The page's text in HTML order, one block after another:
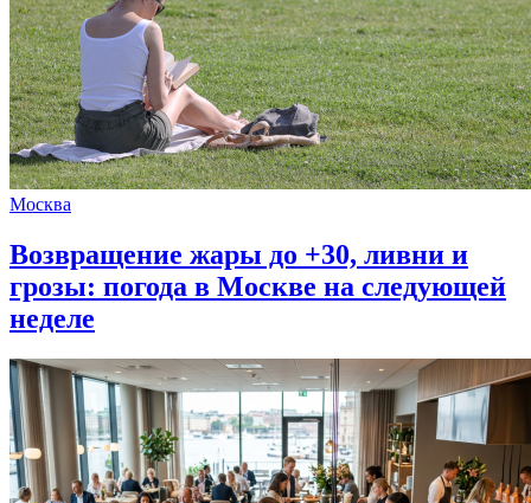
Москва
Возвращение жары до +30, ливни и
грозы: погода в Москве на следующей
неделе